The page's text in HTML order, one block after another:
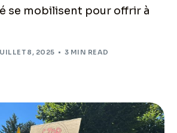
se mobilisent pour offrir à
8, 2025 3 MIN READ